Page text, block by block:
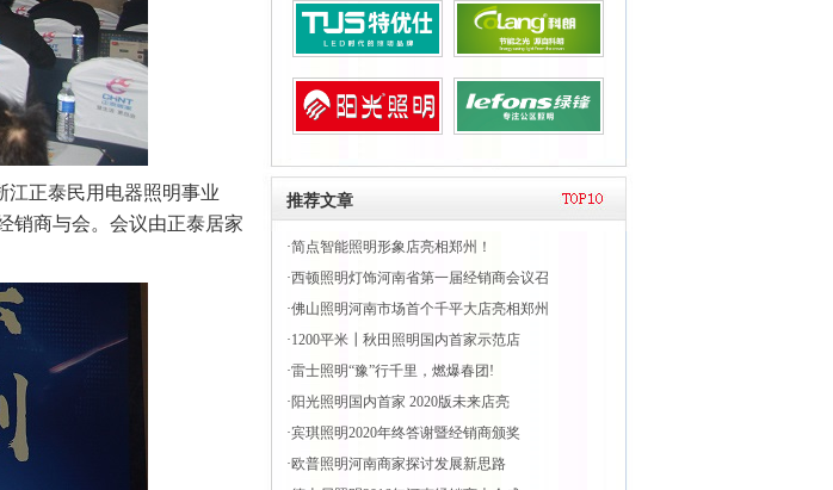
江正泰民用电器照明事业
销商与会。会议由正泰居家
推荐文章
·简点智能照明形象店亮相郑州！
·西顿照明灯饰河南省第一届经销商会议召
·佛山照明河南市场首个千平大店亮相郑州
·1200平米┃秋田照明国内首家示范店
·雷士照明“豫”行千里，燃爆春团!
· 阳光照明国内首家 2020版未来店亮
·宾琪照明2020年终答谢暨经销商颁奖
·欧普照明河南商家探讨发展新思路